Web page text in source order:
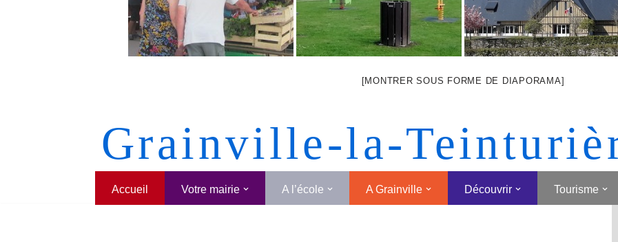
[MONTRER SOUS FORME DE DIAPORAMA]
Grainville-la-
Accueil Votre mairie A l’école A Grainville Découvrir Tourisme